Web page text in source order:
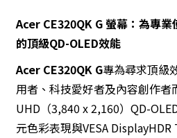
Acer CE320QK G 螢幕：為專
的頂級QD-OLED效能
Acer CE320QK G專為尋求頂級
用者、科技愛好者及內容創作者
UHD（3,840 x 2,160）QD-
元色彩表現與VESA